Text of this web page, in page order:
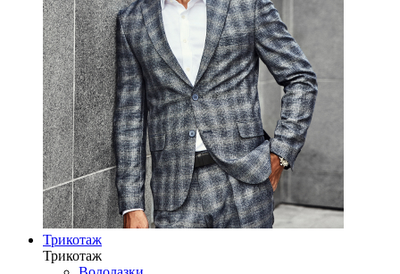
Трикотаж
Трикотаж